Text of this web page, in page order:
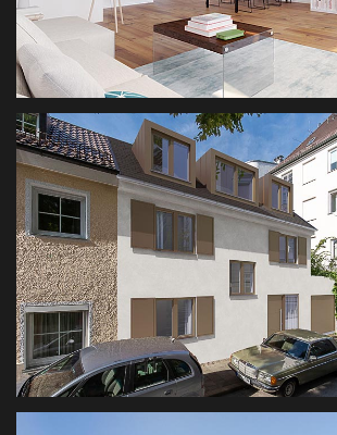
HOFMANNSTR.
REAL ESTATE VISUALISIERUNG